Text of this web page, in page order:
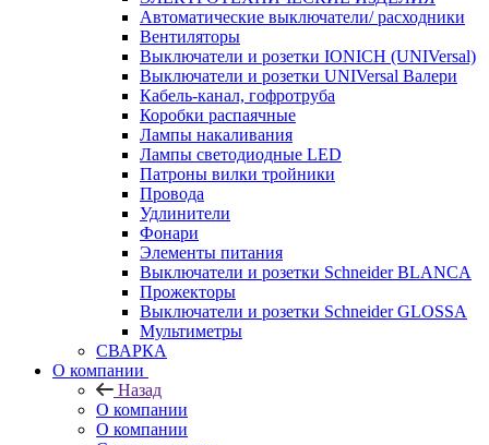
Автоматические выключатели/ расходники
Вентиляторы
Выключатели и розетки IONICH (UNIVersal)
Выключатели и розетки UNIVersal Валери
Кабель-канал, гофротруба
Коробки распаячные
Лампы накаливания
Лампы светодиодные LED
Патроны вилки тройники
Провода
Удлинители
Фонари
Элементы питания
Выключатели и розетки Schneider BLANCA
Прожекторы
Выключатели и розетки Schneider GLOSSA
Мультиметры
СВАРКА
О компании
Назад
О компании
О компании